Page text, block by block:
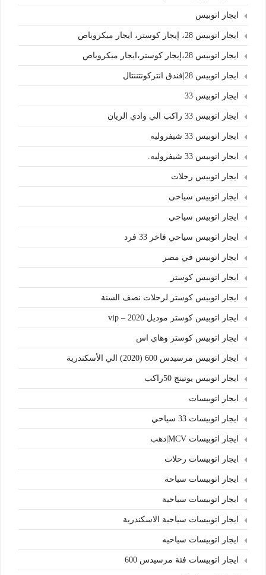
ايجار اتوبيس
ايجار اتوبيس 28، إيجار كوستر، ايجار ميكروباص
ايجار اتوبيس 28،إيجار كوستر،ايجار ميكروباص
ايجار اتوبيس 28|فندق انتركونتننتال
ايجار اتوبيس 33
ايجار اتوبيس 33 راكب الي وادي الريان
ايجار اتوبيس 33 شيفروليه
ايجار اتوبيس 33 شيفروليه.
ايجار اتوبيس رحلات
ايجار اتوبيس سياحى
ايجار اتوبيس سياحي
ايجار اتوبيس سياحي فاخر 33 فرد
ايجار اتوبيس في مصر
ايجار اتوبيس كوستر
ايجار اتوبيس كوستر لرحلات نصف السنة
ايجار اتوبيس كوستر موديل 2020 – vip
ايجار اتوبيس كوستر وهاي اس
ايجار اتوبيس مرسيدس 600 (2020) الي الأسكندرية
ايجار اتوبيس يوتينج 50راكب
ايجار اتوبيسات
ايجار اتوبيسات 33 سياحي
ايجار اتوبيسات MCV|دهب
ايجار اتوبيسات رحلات
ايجار اتوبيسات سياحة
ايجار اتوبيسات سياحية
ايجار اتوبيسات سياحية الاسكندرية
ايجار اتوبيسات سياحيه
ايجار اتوبيسات فئة مرسيدس 600